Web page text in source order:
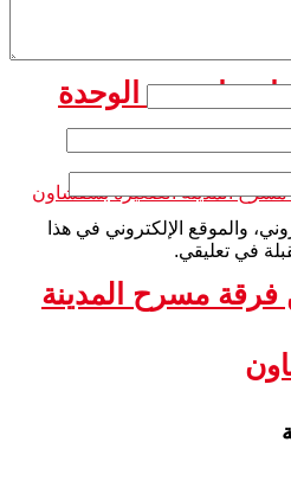
بعيد الوحدة
مسرح المدينة
والموقع الإلكتروني في هذا
في تعليقي.